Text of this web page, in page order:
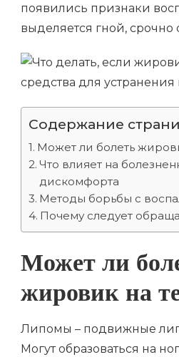
появились признаки
выделяется гной, срочно
Содержание
Может ли болеть
Что влияет на
дискомфорта
Методы борьбы с
Почему следует
Может ли
жировик на
Липомы – подвижные
Могут образоваться на